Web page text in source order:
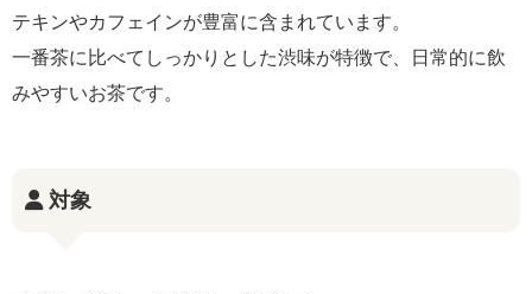
テキンやカフェインが豊富に含まれています。
一番茶に比べてしっかりとした渋味が特徴で、日常的に飲
みやすいお茶です。
対象